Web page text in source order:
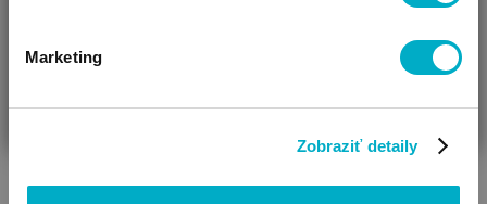
Marketing
Zobraziť detaily